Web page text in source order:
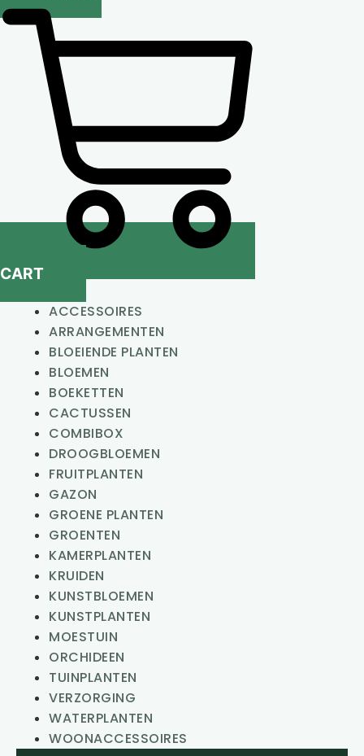
CART
ACCESSOIRES
ARRANGEMENTEN
BLOEIENDE PLANTEN
BLOEMEN
BOEKETTEN
CACTUSSEN
COMBIBOX
DROOGBLOEMEN
FRUITPLANTEN
GAZON
GROENE PLANTEN
GROENTEN
KAMERPLANTEN
KRUIDEN
KUNSTBLOEMEN
KUNSTPLANTEN
MOESTUIN
ORCHIDEEN
TUINPLANTEN
VERZORGING
WATERPLANTEN
WOONACCESSOIRES